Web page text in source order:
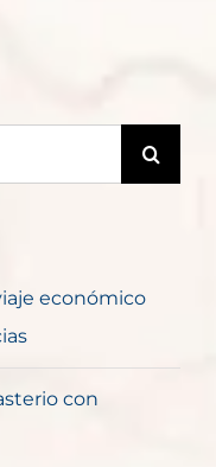
económico
con